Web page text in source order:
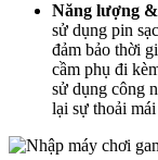
Năng lượng
sử dụng pin
đảm bảo thời
cầm phụ đi
sử dụng công
lại sự thoải